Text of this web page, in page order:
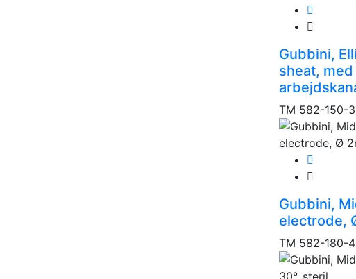
Gubbini,
sheat, med
TM 582-150-
Gubbini,
electrode,
TM 582-180-